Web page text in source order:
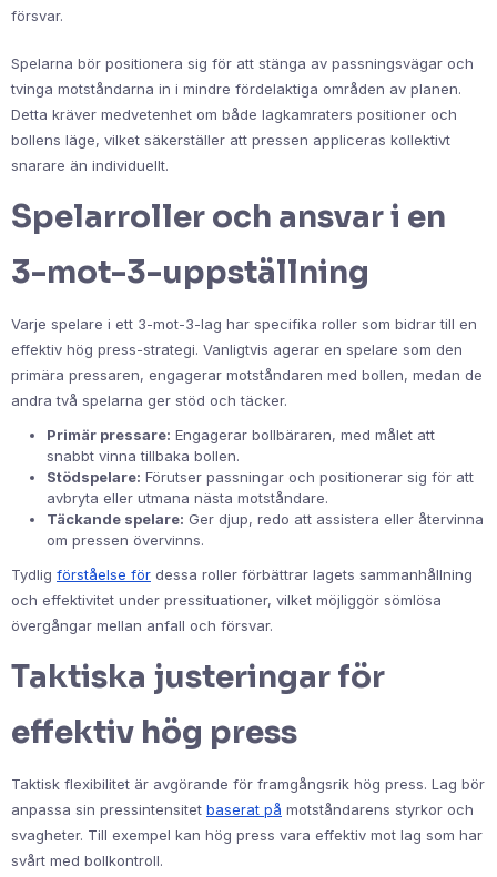
försvar.
Spelarna bör positionera sig för att stänga av passningsvägar och
tvinga motståndarna in i mindre fördelaktiga områden av planen.
Detta kräver medvetenhet om både lagkamraters positioner och
bollens läge, vilket säkerställer att pressen appliceras kollektivt
snarare än individuellt.
Spelarroller och ansvar i en
3-mot-3-uppställning
Varje spelare i ett 3-mot-3-lag har specifika roller som bidrar till en
effektiv hög press-strategi. Vanligtvis agerar en spelare som den
primära pressaren, engagerar motståndaren med bollen, medan de
andra två spelarna ger stöd och täcker.
Primär pressare: Engagerar bollbäraren, med målet att
snabbt vinna tillbaka bollen.
Stödspelare: Förutser passningar och positionerar sig för att
avbryta eller utmana nästa motståndare.
Täckande spelare: Ger djup, redo att assistera eller återvinna
om pressen övervinns.
Tydlig förståelse för dessa roller förbättrar lagets sammanhållning
och effektivitet under pressituationer, vilket möjliggör sömlösa
övergångar mellan anfall och försvar.
Taktiska justeringar för
effektiv hög press
Taktisk flexibilitet är avgörande för framgångsrik hög press. Lag bör
anpassa sin pressintensitet baserat på motståndarens styrkor och
svagheter. Till exempel kan hög press vara effektiv mot lag som har
svårt med bollkontroll.